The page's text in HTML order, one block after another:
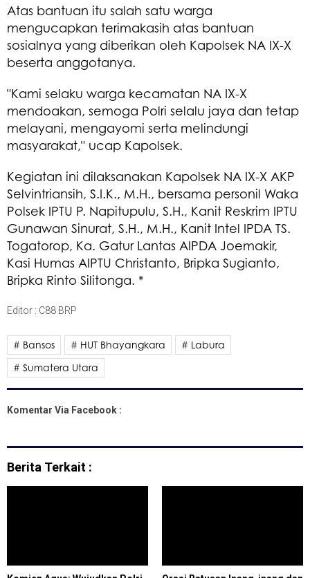
Atas bantuan itu salah satu warga
mengucapkan terimakasih atas bantuan
sosialnya yang diberikan oleh Kapolsek NA IX-X
beserta anggotanya.
"Kami selaku warga kecamatan NA IX-X
mendoakan, semoga Polri selalu jaya dan tetap
melayani, mengayomi serta melindungi
masyarakat," ucap Kapolsek.
Kegiatan ini dilaksanakan Kapolsek NA IX-X AKP
Selvintriansih, S.I.K., M.H., bersama personil Waka
Polsek IPTU P. Napitupulu, S.H., Kanit Reskrim IPTU
Gunawan Sinurat, S.H., M.H., Kanit Intel IPDA TS.
Togatorop, Ka. Gatur Lantas AIPDA Joemakir,
Kasi Humas AIPTU Christanto, Bripka Sugianto,
Bripka Rinto Silitonga. *
Editor : C88 BRP
# Bansos # HUT Bhayangkara
# Labura
# Sumatera Utara
Komentar Via Facebook :
Berita Terkait :